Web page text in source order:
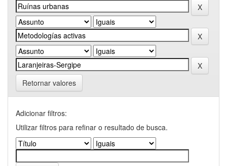
Retornar valores
Adicionar filtros:
Utilizar filtros para refinar o resultado de busca.